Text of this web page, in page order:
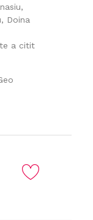
Doina
a citit